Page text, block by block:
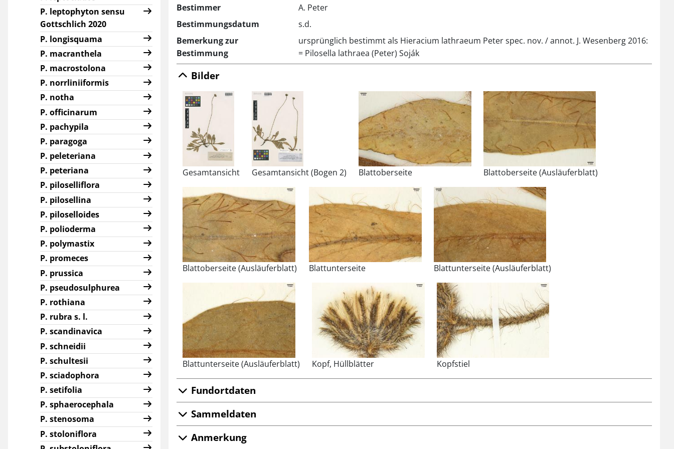
P. leptophyton sensu
Gottschlich 2020
P. longisquama
P. macranthela
P. macrostolona
P. norrliniiformis
P. notha
P. officinarum
P. pachypila
P. paragoga
P. peleteriana
P. peteriana
P. piloselliflora
P. pilosellina
P. piloselloides
P. polioderma
P. polymastix
P. promeces
P. prussica
P. pseudosulphurea
P. rothiana
P. rubra s. l.
P. scandinavica
P. schneidii
P. schultesii
P. sciadophora
P. setifolia
P. sphaerocephala
P. stenosoma
P. stoloniflora
Bestimmer
A. Peter
Bestimmungsdatum
s.d.
Bemerkung zur
Bestimmung
ursprünglich bestimmt als Hieracium lathraeum Peter spec. nov. / annot. J. Wesenberg 2016:
= Pilosella lathraea (Peter) Soják
Bilder
Gesamtansicht Gesamtansicht (Bogen 2) Blattoberseite Blattoberseite (Ausläuferblatt)
Blattoberseite (Ausläuferblatt) Blattunterseite Blattunterseite (Ausläuferblatt)
Blattunterseite (Ausläuferblatt) Kopf, Hüllblätter Kopfstiel
Fundortdaten
Sammeldaten
Anmerkung